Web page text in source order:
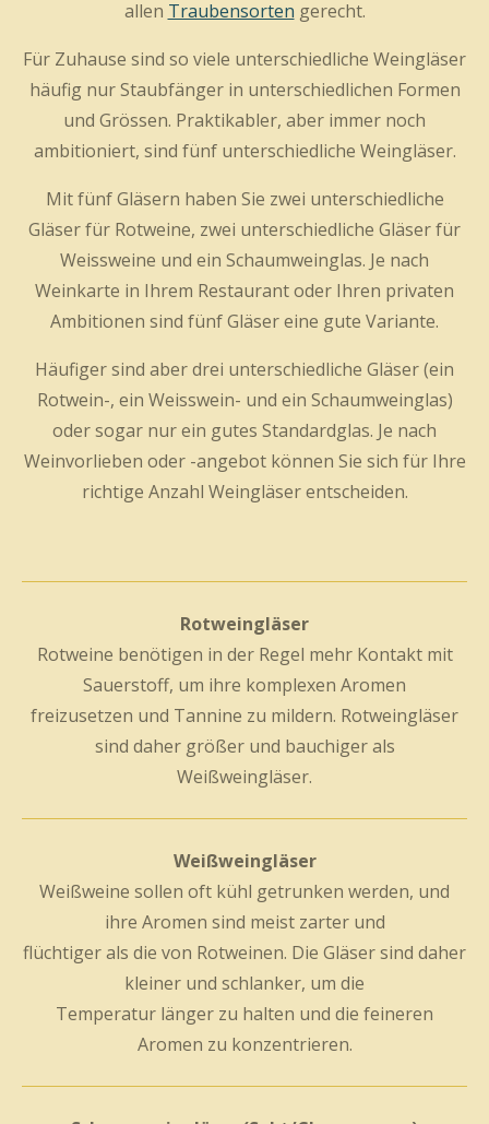
allen Traubensorten gerecht.
Für Zuhause sind so viele unterschiedliche Weingläser
häufig nur Staubfänger in unterschiedlichen Formen
und Grössen. Praktikabler, aber immer noch
ambitioniert, sind fünf unterschiedliche Weingläser.
Mit fünf Gläsern haben Sie zwei unterschiedliche
Gläser für Rotweine, zwei unterschiedliche Gläser für
Weissweine und ein Schaumweinglas. Je nach
Weinkarte in Ihrem Restaurant oder Ihren privaten
Ambitionen sind fünf Gläser eine gute Variante.
Häufiger sind aber drei unterschiedliche Gläser (ein
Rotwein-, ein Weisswein- und ein Schaumweinglas)
oder sogar nur ein gutes Standardglas. Je nach
Weinvorlieben oder -angebot können Sie sich für Ihre
richtige Anzahl Weingläser entscheiden.
Rotweingläser
Rotweine benötigen in der Regel mehr Kontakt mit
Sauerstoff, um ihre komplexen Aromen
freizusetzen und Tannine zu mildern. Rotweingläser
sind daher größer und bauchiger als
Weißweingläser.
Weißweingläser
Weißweine sollen oft kühl getrunken werden, und
ihre Aromen sind meist zarter und
flüchtiger als die von Rotweinen. Die Gläser sind daher
kleiner und schlanker, um die
Temperatur länger zu halten und die feineren
Aromen zu konzentrieren.